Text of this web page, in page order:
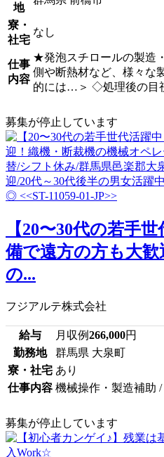
地
寮・
社宅
なし
仕事
内容
★発泡スチロールの製造
側や断熱材など、様々な
的には…＞ ◇処理後の目
募集が停止しています
【20〜30代の若手
備で遠方の方も大
の...
フジアルテ株式会社
給与 月収例266,000円
勤務地
群馬県 大泉町
寮・社宅 あり
仕事内容 機械操作・製造補助
募集が停止しています